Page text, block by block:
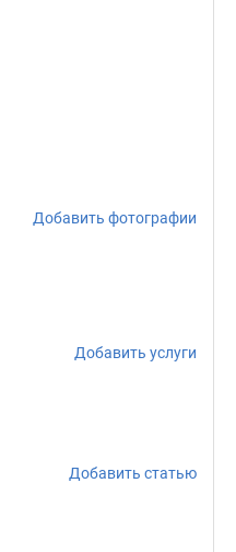
Добавить фотографии
Добавить услуги
Добавить статью